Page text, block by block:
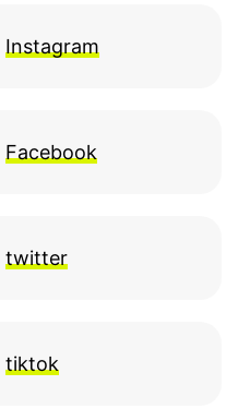
Instagram
Facebook
twitter
tiktok